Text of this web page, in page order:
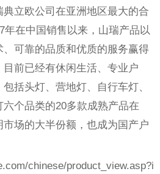
立欧公司在亚洲地区最大的合
年在中国销售以来，山瑞产品以
可靠的品质和优质的服务赢得
前已经有休闲生活、专业户
括头灯、营地灯、自行车灯、
个品类的20多款成熟产品在
场的大半份额，也成为国产户
chinese/product_view.asp?i